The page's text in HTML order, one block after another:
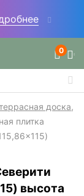
0
доска,
плитка
высота